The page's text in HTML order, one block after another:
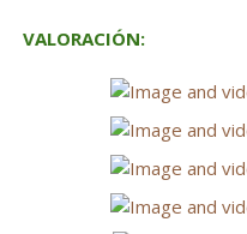
VALORACIÓN: